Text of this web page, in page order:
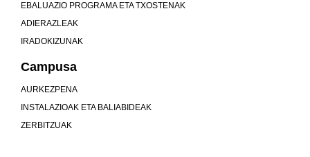
EBALUAZIO PROGRAMA ETA TXOSTENAK
ADIERAZLEAK
IRADOKIZUNAK
Campusa
AURKEZPENA
INSTALAZIOAK ETA BALIABIDEAK
ZERBITZUAK